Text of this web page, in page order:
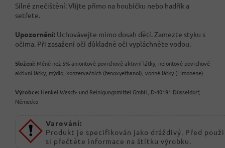
Silné znečištění: Vlijte přímo na houbičku nebo hadřík a
setřete.
Upozornění: Uchovávejte mimo dosah dětí. Zamezte styku s
očima. Při zasažení očí důkladně oči vypláchněte vodou.
Složení: Méně než 5% aniontové povrchově aktivní látky, neiontové povrchově
aktivní látky, mýdlo, konzervačních (fenoxyethanol), vonné látky (Limonene)
Výrobce: Henkel Wasch- und Reinigungsmittel GmbH, D-40191 Düsseldorf,
Německo
Varování:
Produkt je specifikován jako dráždivý. Před
si přečtěte informace na štítku výrobku.